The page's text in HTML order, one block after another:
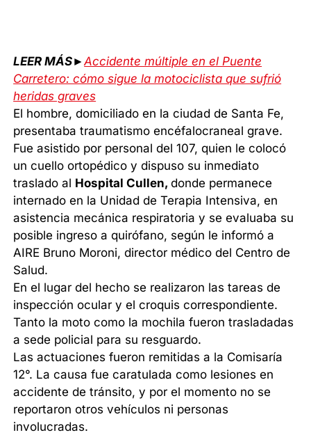
LEER MÁS►Accidente múltiple en el Puente
Carretero: cómo sigue la motociclista que sufrió
heridas graves
El hombre, domiciliado en la ciudad de Santa Fe,
presentaba traumatismo encéfalocraneal grave.
Fue asistido por personal del 107, quien le colocó
un cuello ortopédico y dispuso su inmediato
traslado al Hospital Cullen,donde permanece
internado en la Unidad de Terapia Intensiva, en
asistencia mecánica respiratoria y se evaluaba su
posible ingreso a quirófano, según le informó a
AIRE Bruno Moroni, director médico del Centro de
Salud.
En el lugar del hecho se realizaron las tareas de
inspección ocular y el croquis correspondiente.
Tanto la moto como la mochila fueron trasladadas
a sede policial para su resguardo.
Las actuaciones fueron remitidas a la Comisaría
12°. La causa fue caratulada como lesiones en
accidente de tránsito, y por el momento no se
reportaron otros vehículos ni personas
involucradas.